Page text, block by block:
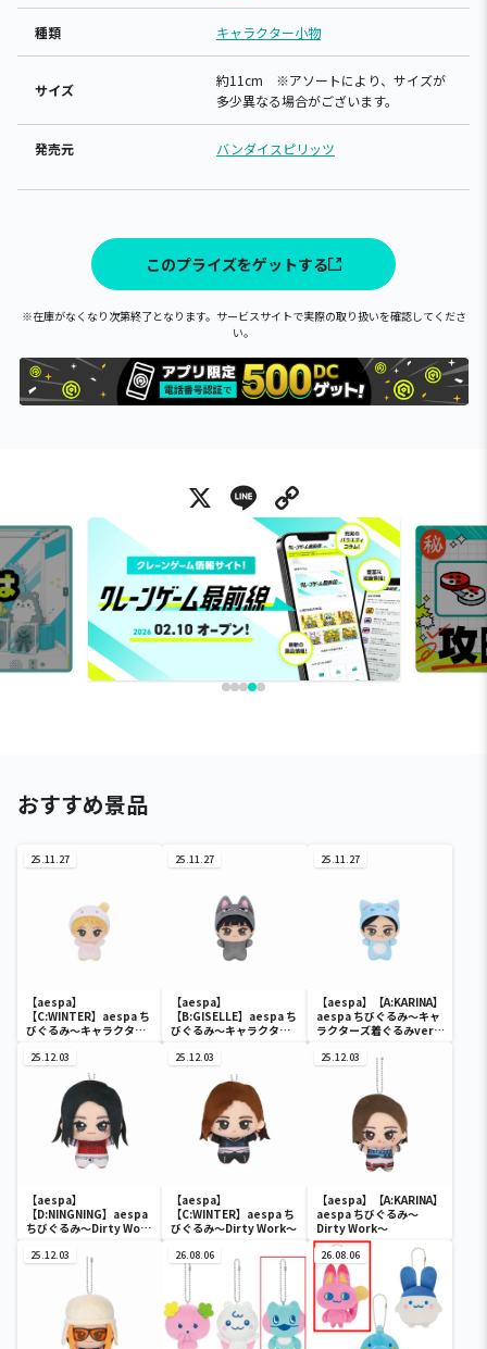
種類 キャラクター小物
サイズ
約11cm ※アソートにより、サイズが
多少異なる場合がございます。
発売元 バンダイスピリッツ
このプライズをゲットする
※在庫がなくなり次第終了となります。サービスサイトで実際の取り扱いを確認してくださ
い。
X Line
おすすめ景品
25.11.27
【aespa】
【C:WINTER】aespa ち
びぐるみ～キャラクター
25.11.27
【aespa】
【B:GISELLE】aespa ち
びぐるみ～キャラクター
25.11.27
【aespa】【A:KARINA】
aespa ちびぐるみ～キャ
ラクターズ着ぐるみver.
25.12.03
【aespa】
【D:NINGNING】aespa
ちびぐるみ～Dirty Work
25.12.03
【aespa】
【C:WINTER】aespa ち
びぐるみ～Dirty Work～
25.12.03
【aespa】【A:KARINA】
aespa ちびぐるみ～
Dirty Work～
25.12.03 26.08.06 26.08.06